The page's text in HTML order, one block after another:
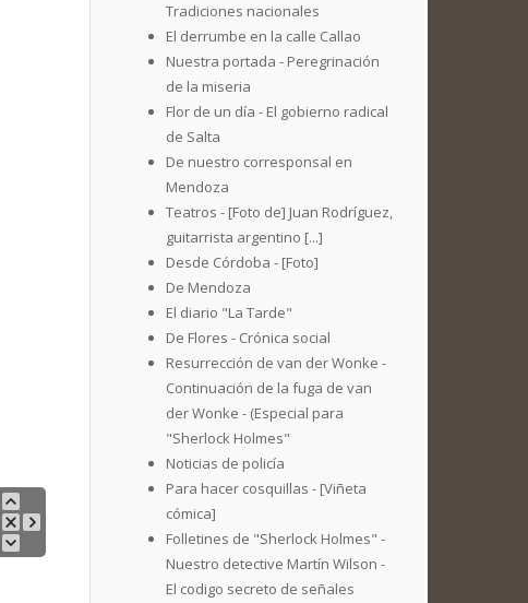
Tradiciones nacionales
El derrumbe en la calle Callao
Nuestra portada - Peregrinación
de la miseria
Flor de un día - El gobierno radical
de Salta
De nuestro corresponsal en
Mendoza
Teatros - [Foto de] Juan Rodríguez,
guitarrista argentino [...]
Desde Córdoba - [Foto]
De Mendoza
El diario "La Tarde"
De Flores - Crónica social
Resurrección de van der Wonke -
Continuación de la fuga de van
der Wonke - (Especial para
"Sherlock Holmes"
Noticias de policía
Para hacer cosquillas - [Viñeta
cómica]
Folletines de "Sherlock Holmes" -
Nuestro detective Martín Wilson -
El codigo secreto de señales